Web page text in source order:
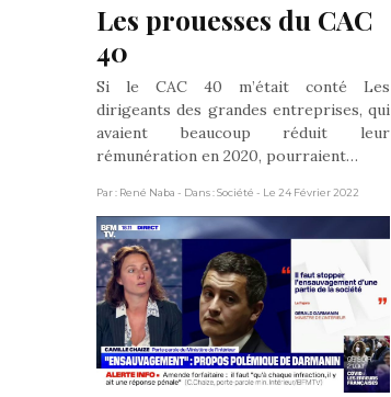
Les prouesses du CAC
40
Si le CAC 40 m’était conté Les
dirigeants des grandes entreprises, qui
avaient beaucoup réduit leur
rémunération en 2020, pourraient…
Par : René Naba - Dans : Société - Le 24 Février 2022